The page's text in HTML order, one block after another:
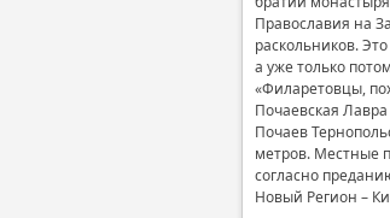
Православия на
раскольников.
а уже только
«Филаретовцы,
Почаевская
Почаев
метров. Местные
согласно
Новый Регион –